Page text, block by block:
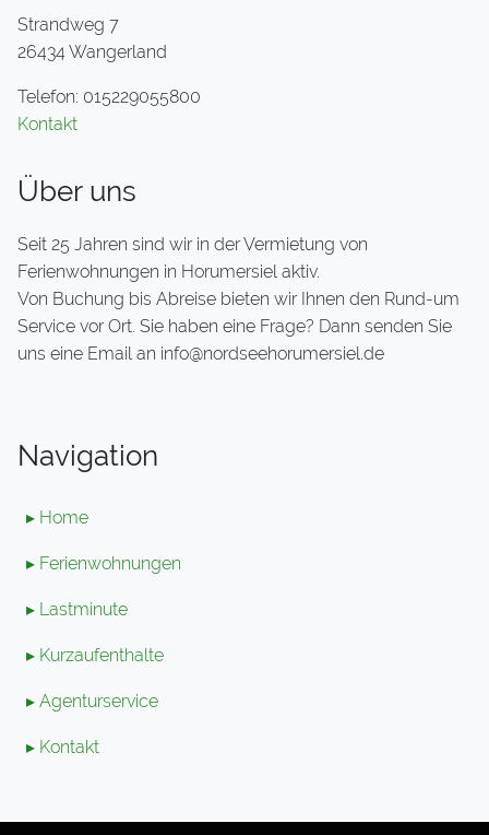
Strandweg 7
26434 Wangerland
Telefon: 015229055800
Kontakt
Über uns
Seit 25 Jahren sind wir in der Vermietung von
Ferienwohnungen in Horumersiel aktiv.
Von Buchung bis Abreise bieten wir Ihnen den Rund-um
Service vor Ort. Sie haben eine Frage? Dann senden Sie
uns eine Email an info@nordseehorumersiel.de
Navigation
▸ Home
▸ Ferienwohnungen
▸ Lastminute
▸ Kurzaufenthalte
▸ Agenturservice
▸ Kontakt